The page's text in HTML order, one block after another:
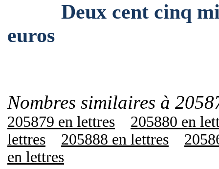
Deux cent cinq
euros
Nombres similaires à
205879 en lettres
205880 en
lettres
205888 en lettres
en lettres